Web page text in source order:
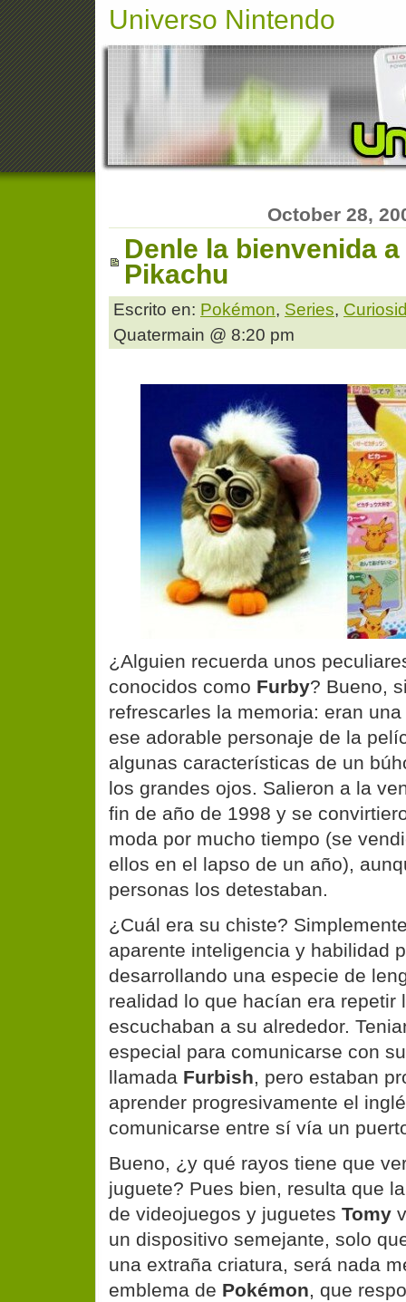
Universo Nintendo
October 28,
Denle la bienvenida
Pikachu
Escrito en: Pokémon, Series,
Quatermain @ 8:20 pm
¿Alguien recuerda unos
conocidos como Furby? Bueno,
refrescarles la memoria: eran
ese adorable personaje de la
algunas características de un
los grandes ojos. Salieron a la
fin de año de 1998 y se
moda por mucho tiempo (se
ellos en el lapso de un año),
personas los detestaban.
¿Cuál era su chiste?
aparente inteligencia y habilidad
desarrollando una especie de
realidad lo que hacían era repetir
escuchaban a su alrededor.
especial para comunicarse con
llamada Furbish, pero estaban
aprender progresivamente el
comunicarse entre sí vía un
Bueno, ¿y qué rayos tiene que
juguete? Pues bien, resulta que
de videojuegos y juguetes Tomy
un dispositivo semejante, solo
una extraña criatura, será nada
emblema de Pokémon, que